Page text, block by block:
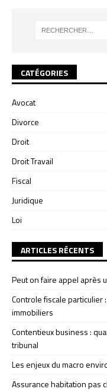
CATÉGORIES
Avocat
Divorce
Droit
Droit Travail
Fiscal
Juridique
Loi
ARTICLES RÉCENTS
Peut on faire appel après
Controle fiscale
immobiliers
Contentieux business :
tribunal
Les enjeux du macro
Assurance habitation pas